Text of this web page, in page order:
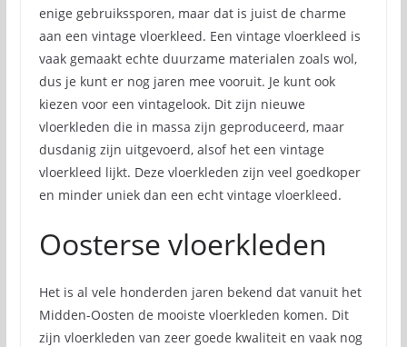
enige gebruikssporen, maar dat is juist de charme
aan een vintage vloerkleed. Een vintage vloerkleed is
vaak gemaakt echte duurzame materialen zoals wol,
dus je kunt er nog jaren mee vooruit. Je kunt ook
kiezen voor een vintagelook. Dit zijn nieuwe
vloerkleden die in massa zijn geproduceerd, maar
dusdanig zijn uitgevoerd, alsof het een vintage
vloerkleed lijkt. Deze vloerkleden zijn veel goedkoper
en minder uniek dan een echt vintage vloerkleed.
Oosterse vloerkleden
Het is al vele honderden jaren bekend dat vanuit het
Midden-Oosten de mooiste vloerkleden komen. Dit
zijn vloerkleden van zeer goede kwaliteit en vaak nog